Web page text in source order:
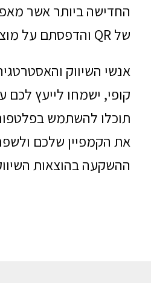
החדישה ביותר אשר
של QR והדפסתם על מוצרי הדפוס השונים.
אנשי השיווק
קופי, ישמחו לייעץ לכם
תוכלו להשתמש
את הקמפיין שלכם
ההשקעה בהוצאות